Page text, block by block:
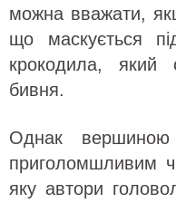
можна вважати,
що маскується
крокодила, який
бивня.
Однак
приголомшливим
яку автори